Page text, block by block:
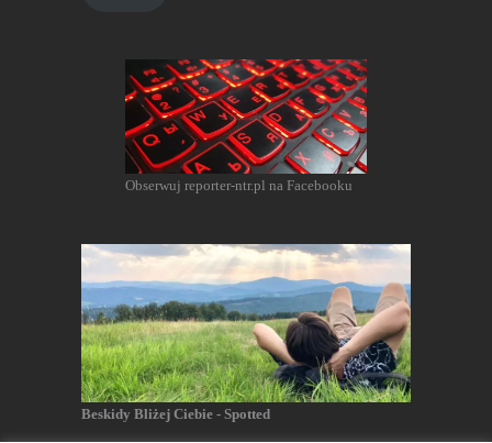
Obserwuj reporter-ntr.pl na Facebooku
Beskidy Bliżej Ciebie - Spotted